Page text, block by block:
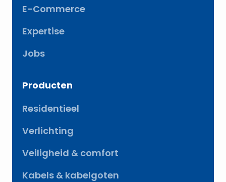
E-Commerce
Expertise
Jobs
Producten
Residentieel
Verlichting
Veiligheid & comfort
Kabels & kabelgoten